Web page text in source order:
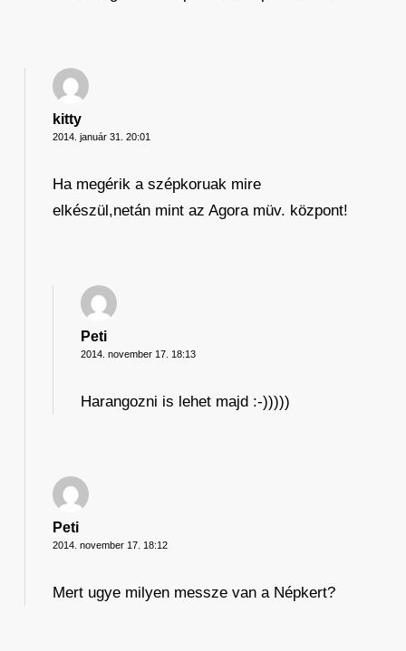
kitty
2014. január 31. 20:01
Ha megérik a szépkoruak mire
elkészül,netán mint az Agora müv. központ!
Peti
2014. november 17. 18:13
Harangozni is lehet majd :-)))))
Peti
2014. november 17. 18:12
Mert ugye milyen messze van a Népkert?